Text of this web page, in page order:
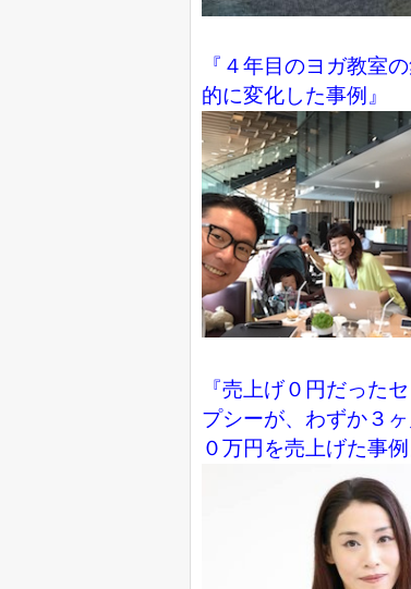
『４年目のヨガ教室
的に変化した事例』
『売上げ０円だった
プシーが、わずか３
０万円を売上げた事例